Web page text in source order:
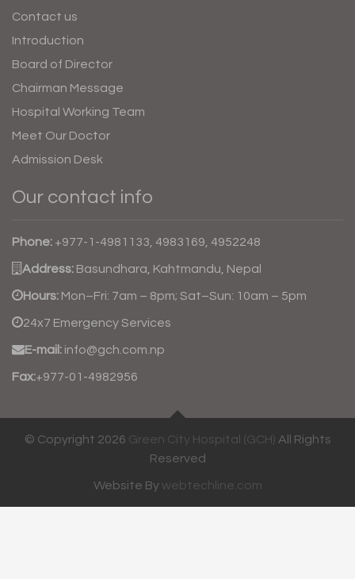
Contact us
Introduction
Board of Director
Chairman Message
Hospital Working Team
Meet Our Doctor
Admission Desk
Our contact info
Phone: +977-1-4981133, 4983169, 4952248
Address: Basundhara, Kahtmandu, Nepal
Hours: Mon–Fri: 7am – 8pm; Sat–Sun: 10am – 5pm
24x7 Emergency Services
E-mail: info@gch.com.np
Fax:+977-01-4982956
© Copyright 2026 Green City Hospital (GCH) All Rights
Reserved
Website By webtechline.com